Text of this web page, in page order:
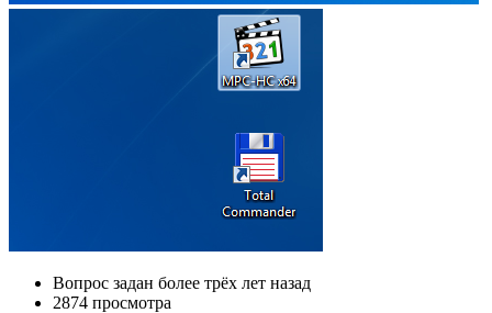
Вопрос задан более трёх лет назад
2874 просмотра